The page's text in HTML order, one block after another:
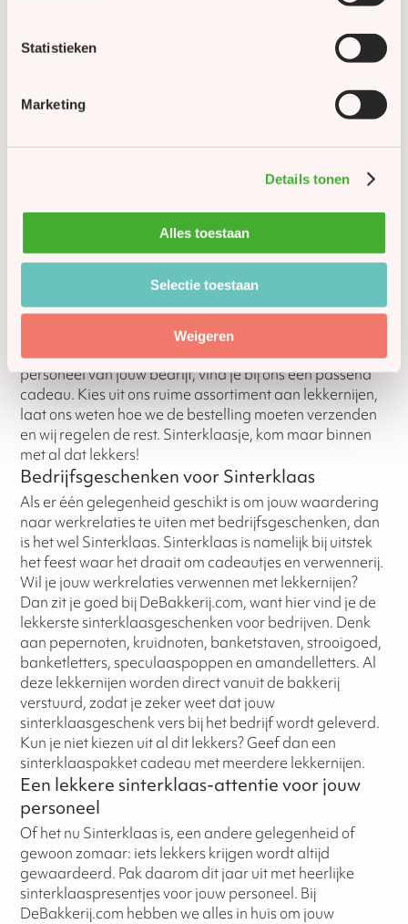
Statistieken
Marketing
Details tonen
Alles toestaan
Selectie toestaan
Weigeren
(150 gram)
Van Delft appeltaart
Sinterklaas bij DeBakkerij.com
De lekkerste zakelijke sinterklaasgeschenken
sinterklaasgeschenken bij DeBakkerij.com. Bij ons bestel
je de lekkerste sintgeschenken om jouw werkrelaties
mee te verrassen. Het is leuk om te geven en nog leuker
om te krijgen! Ook als je zakelijk Sinterklaas viert met het
personeel van jouw bedrijf, vind je bij ons een passend
cadeau. Kies uit ons ruime assortiment aan lekkernijen,
laat ons weten hoe we de bestelling moeten verzenden
en wij regelen de rest. Sinterklaasje, kom maar binnen
met al dat lekkers!
Bedrijfsgeschenken voor Sinterklaas
Als er één gelegenheid geschikt is om jouw waardering
naar werkrelaties te uiten met bedrijfsgeschenken, dan
is het wel Sinterklaas. Sinterklaas is namelijk bij uitstek
het feest waar het draait om cadeautjes en verwennerij.
Wil je jouw werkrelaties verwennen met lekkernijen?
Dan zit je goed bij DeBakkerij.com, want hier vind je de
lekkerste sinterklaasgeschenken voor bedrijven. Denk
aan pepernoten, kruidnoten, banketstaven, strooigoed,
banketletters, speculaaspoppen en amandelletters. Al
deze lekkernijen worden direct vanuit de bakkerij
verstuurd, zodat je zeker weet dat jouw
sinterklaasgeschenk vers bij het bedrijf wordt geleverd.
Kun je niet kiezen uit al dit lekkers? Geef dan een
sinterklaaspakket cadeau met meerdere lekkernijen.
Een lekkere sinterklaas-attentie voor jouw
personeel
Of het nu Sinterklaas is, een andere gelegenheid of
gewoon zomaar: iets lekkers krijgen wordt altijd
gewaardeerd. Pak daarom dit jaar uit met heerlijke
sinterklaaspresentjes voor jouw personeel. Bij
DeBakkerij.com hebben we alles in huis om jouw